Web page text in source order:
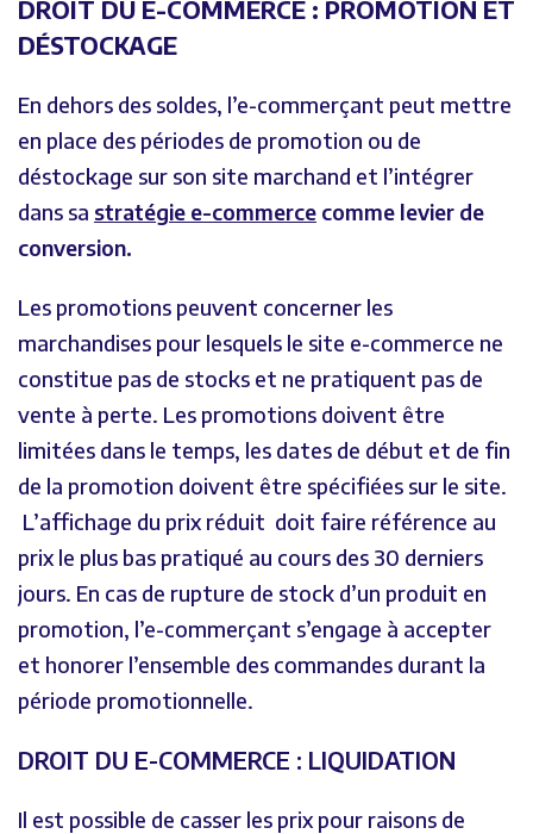
DROIT DU E-COMMERCE : PROMOTION ET
DÉSTOCKAGE
En dehors des soldes, l’e-commerçant peut mettre
en place des périodes de promotion ou de
déstockage sur son site marchand et l’intégrer
dans sa stratégie e-commerce comme levier de
conversion.
Les promotions peuvent concerner les
marchandises pour lesquels le site e-commerce ne
constitue pas de stocks et ne pratiquent pas de
vente à perte. Les promotions doivent être
limitées dans le temps, les dates de début et de fin
de la promotion doivent être spécifiées sur le site.
L’affichage du prix réduit doit faire référence au
prix le plus bas pratiqué au cours des 30 derniers
jours. En cas de rupture de stock d’un produit en
promotion, l’e-commerçant s’engage à accepter
et honorer l’ensemble des commandes durant la
période promotionnelle.
DROIT DU E-COMMERCE : LIQUIDATION
Il est possible de casser les prix pour raisons de